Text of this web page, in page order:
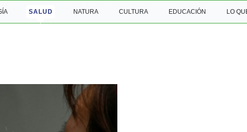
SALUD NATURA CULTURA EDUCACIÓN LO